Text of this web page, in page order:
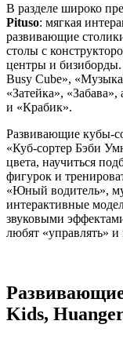
В разделе широко
Pituso: мягкая
развивающие
столы с
центры и
Busy Cube»,
«Затейка»,
и «Крабик».
Развивающие
«Куб‑сортер Бэби
цвета, научиться
фигурок и
«Юный водитель»,
интерактивные
звуковыми
любят «управлять»
Kids,